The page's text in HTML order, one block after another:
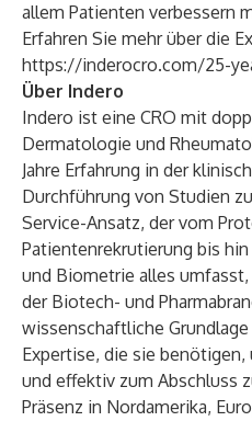
allem Patienten verbessern
Erfahren Sie mehr über die
https://inderocro.com/25-
Über Indero
Indero ist eine CRO mit
Dermatologie und
Jahre Erfahrung in der
Durchführung von Studien
Service-Ansatz, der vom
Patientenrekrutierung bis
und Biometrie alles
der Biotech- und
wissenschaftliche
Expertise, die sie
und effektiv zum Abschluss
Präsenz in Nordamerika,